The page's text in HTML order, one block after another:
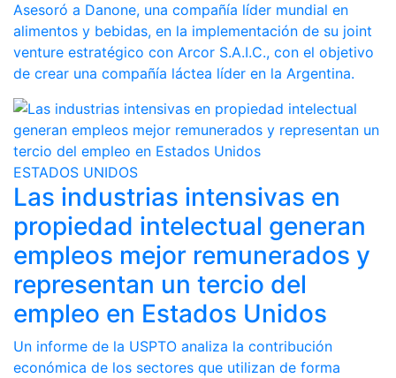
Asesoró a Danone, una compañía líder mundial en
alimentos y bebidas, en la implementación de su joint
venture estratégico con Arcor S.A.I.C., con el objetivo
de crear una compañía láctea líder en la Argentina.
ESTADOS UNIDOS
Las industrias intensivas en
propiedad intelectual generan
empleos mejor remunerados y
representan un tercio del
empleo en Estados Unidos
Un informe de la USPTO analiza la contribución
económica de los sectores que utilizan de forma